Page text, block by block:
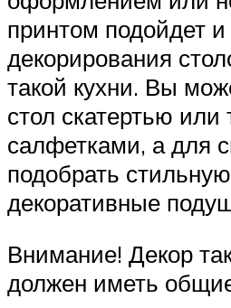
принтом подойдет
декорирования
такой кухни. Вы
стол скатертью
салфетками, а для
подобрать
декоративные
Внимание! Декор
должен иметь